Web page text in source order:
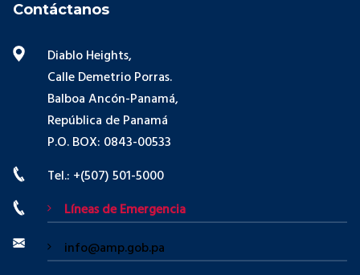
Contáctanos
Diablo Heights,
Calle Demetrio Porras.
Balboa Ancón-Panamá,
República de Panamá
P.O. BOX: 0843-00533
Tel.: +(507) 501-5000
Líneas de Emergencia
info@amp.gob.pa